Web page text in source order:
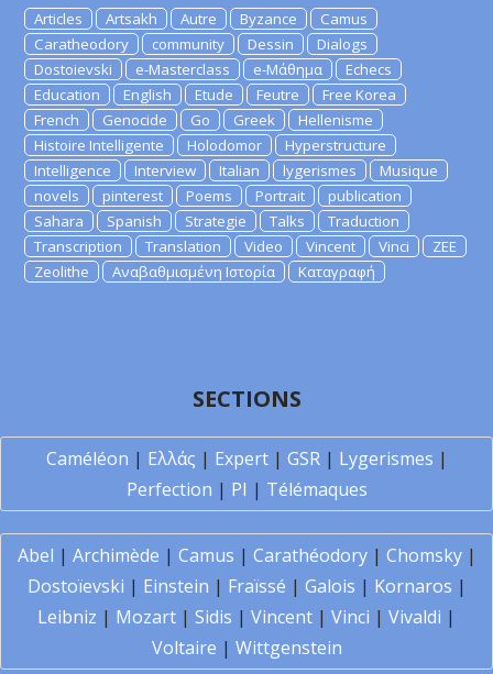
Articles Artsakh Autre Byzance
Camus
Caratheodory
community Dessin
Dialogs
Dostoievski
e-Masterclass e-Μάθημα
Echecs
Education
English Etude Feutre
Free Korea
French
Genocide Go Greek
Hellenisme
Histoire Intelligente
Holodomor
Hyperstructure
Intelligence
Interview Italian lygerismes
Musique
novels
pinterest Poems Portrait
publication
Sahara
Spanish Strategie Talks
Traduction
Transcription
Translation Video Vincent Vinci
ZEE
Zeolithe
Αναβαθμισμένη Ιστορία Καταγραφή
SECTIONS
Caméléon | Ελλάς | Expert| GSR| Lygerismes |
Perfection | PI | Télémaques
Abel | Archimède | Camus | Carathéodory| Chomsky|
Dostoïevski | Einstein | Fraïssé | Galois | Kornaros |
Leibniz | Mozart | Sidis | Vincent | Vinci | Vivaldi |
Voltaire | Wittgenstein